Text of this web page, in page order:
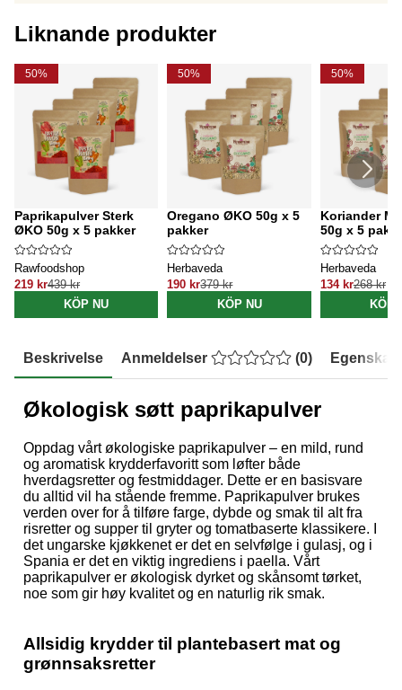
Liknande produkter
50%
Paprikapulver Sterk
ØKO 50g x 5 pakker
Rawfoodshop
219 kr439 kr
KÖP NU
50%
Oregano ØKO 50g x 5
pakker
Herbaveda
190 kr379 kr
KÖP NU
50%
Koriander
50g x 5
Herbaveda
134 kr268 kr
KÖP
Beskrivelse Anmeldelser (0)
Økologisk søtt paprikapulver
Oppdag vårt økologiske paprikapulver – en mild, rund
og aromatisk krydderfavoritt som løfter både
hverdagsretter og festmiddager. Dette er en basisvare
du alltid vil ha stående fremme. Paprikapulver brukes
verden over for å tilføre farge, dybde og smak til alt fra
risretter og supper til gryter og tomatbaserte klassikere. I
det ungarske kjøkkenet er det en selvfølge i gulasj, og i
Spania er det en viktig ingrediens i paella. Vårt
paprikapulver er økologisk dyrket og skånsomt tørket,
noe som gir høy kvalitet og en naturlig rik smak.
Allsidig krydder til plantebasert mat og
grønnsaksretter